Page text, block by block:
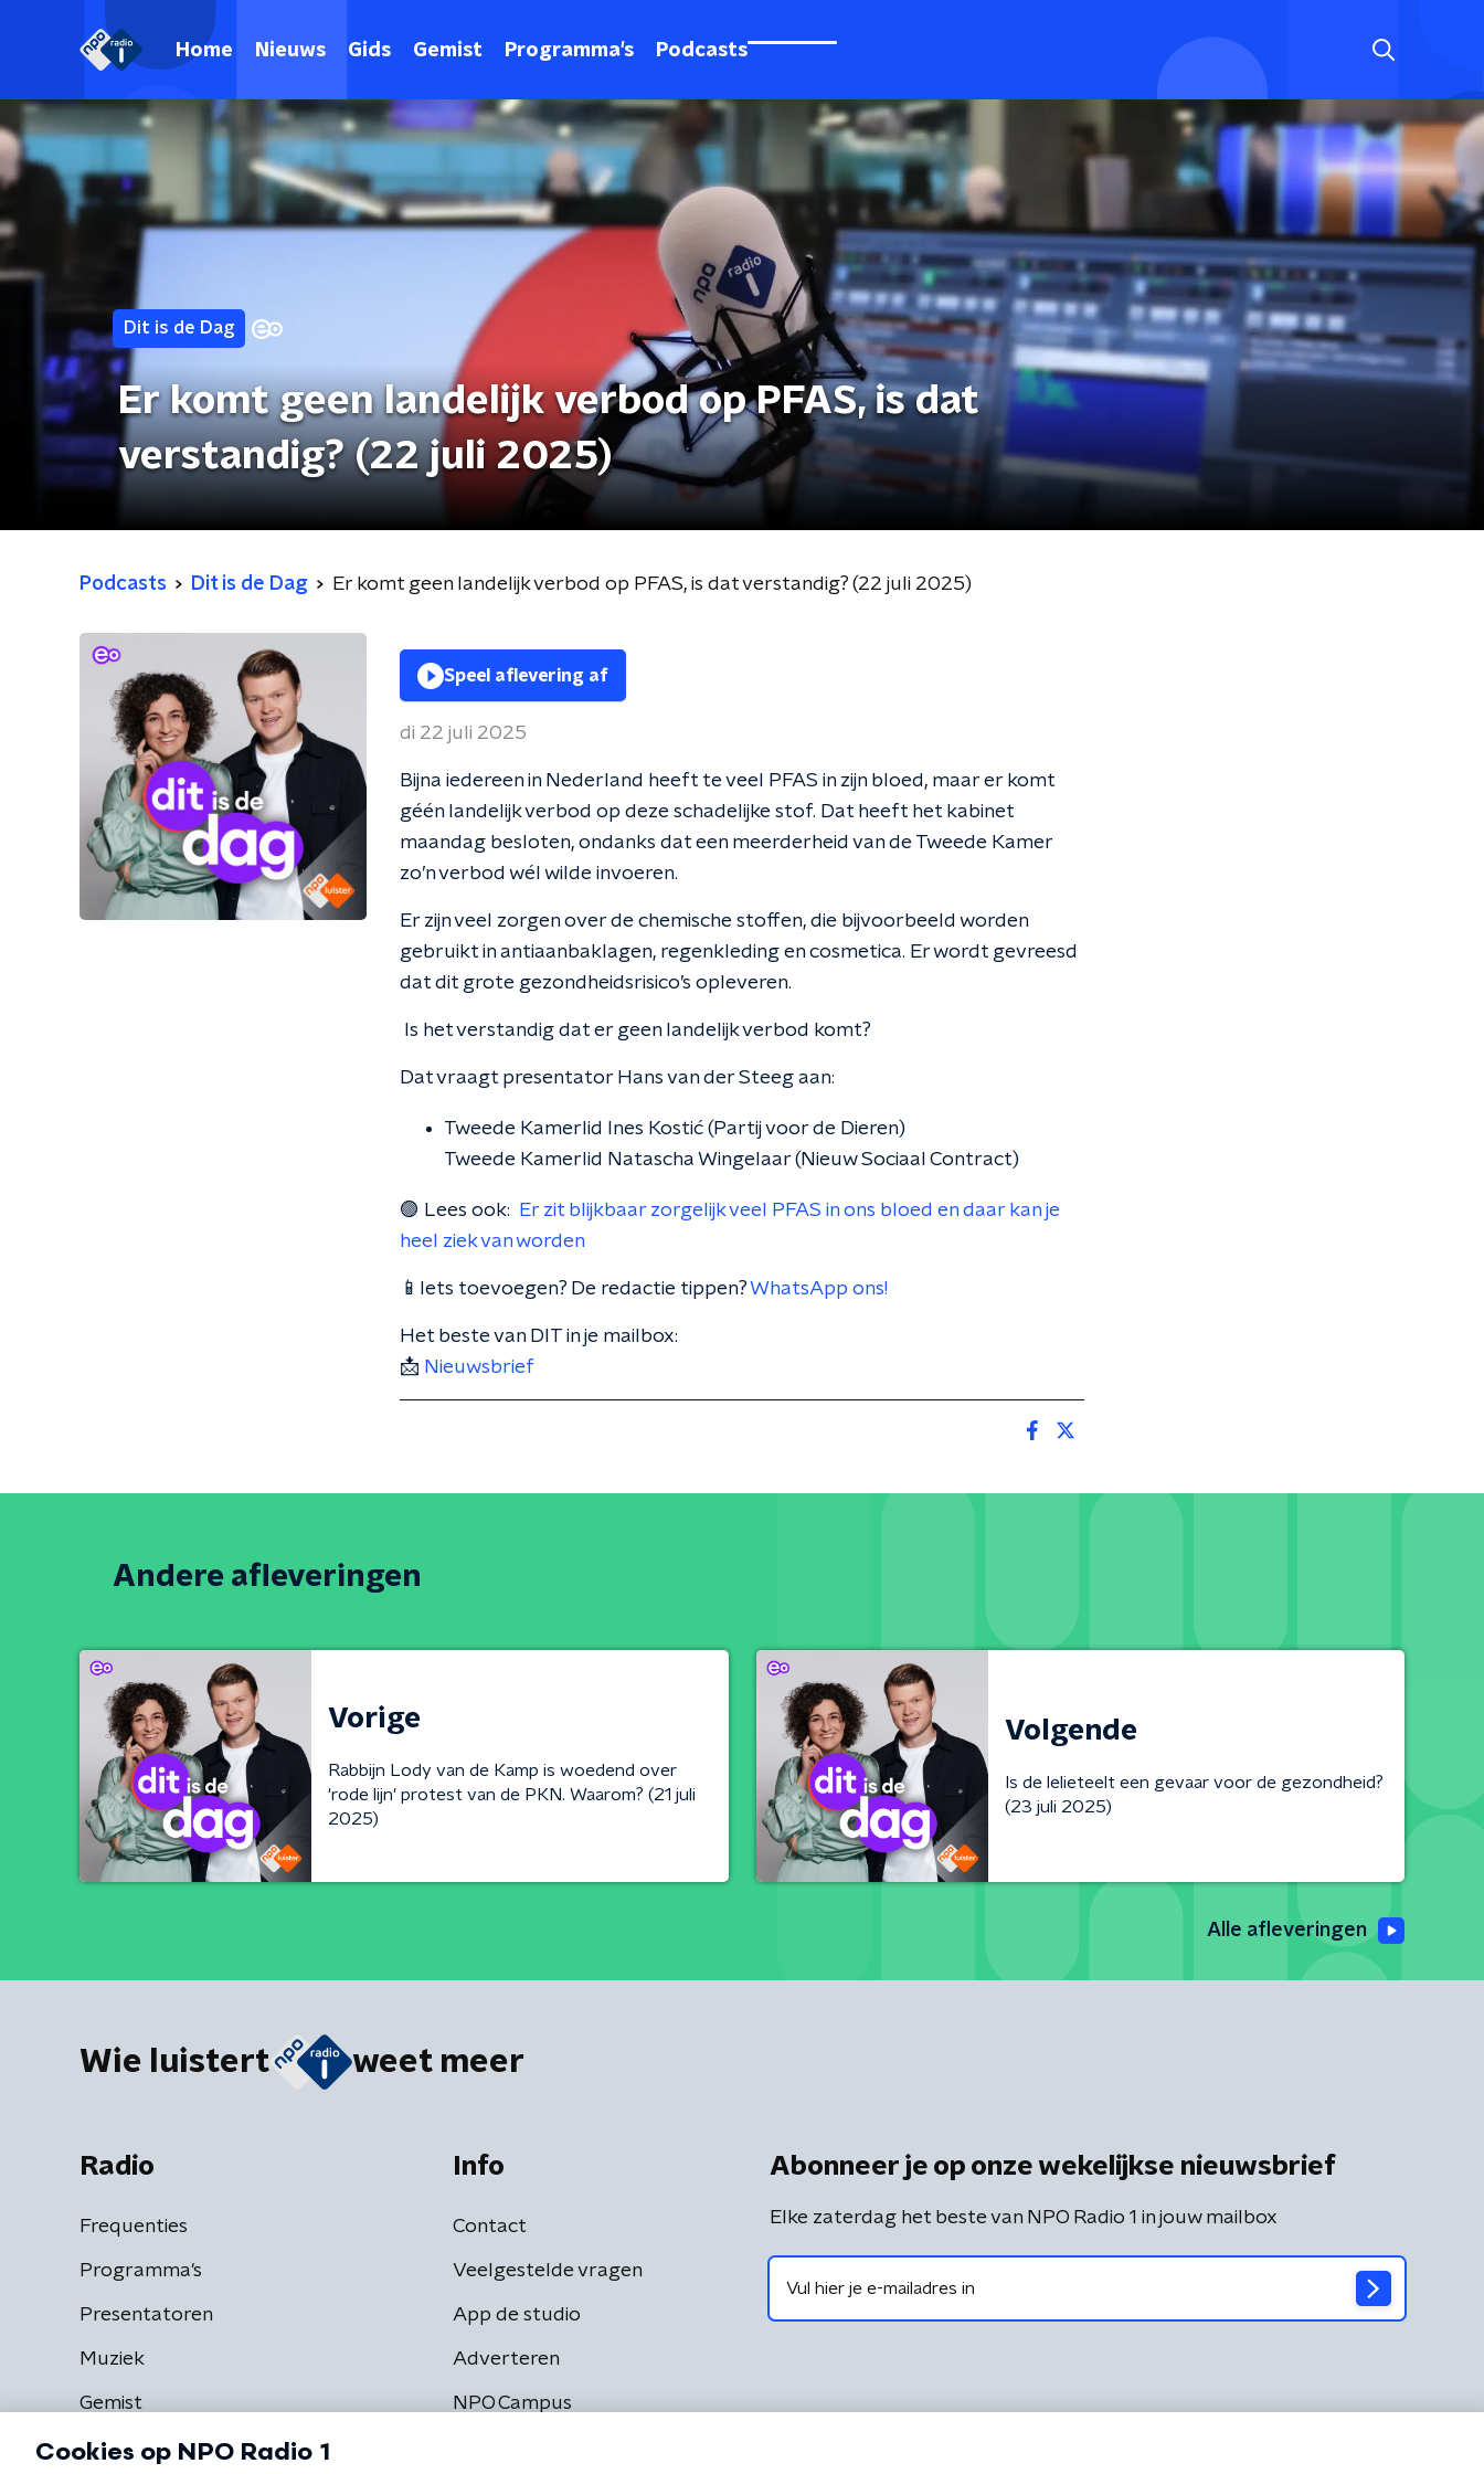
Home Nieuws Gids Gemist Programma's Podcasts
Dit is de Dag
Er komt geen landelijk verbod op PFAS, is dat
verstandig? (22 juli 2025)
Podcasts Dit is de Dag Er komt geen landelijk verbod op PFAS, is dat verstandig? (22 juli 2025)
Speel aflevering af
di 22 juli 2025
Bijna iedereen in Nederland heeft te veel PFAS in zijn bloed, maar er komt
géén landelijk verbod op deze schadelijke stof. Dat heeft het kabinet
maandag besloten, ondanks dat een meerderheid van de Tweede Kamer
zo’n verbod wél wilde invoeren.
Er zijn veel zorgen over de chemische stoffen, die bijvoorbeeld worden
gebruikt in antiaanbaklagen, regenkleding en cosmetica. Er wordt gevreesd
dat dit grote gezondheidsrisico’s opleveren.
Is het verstandig dat er geen landelijk verbod komt?
Dat vraagt presentator Hans van der Steeg aan:
Tweede Kamerlid Ines Kostić (Partij voor de Dieren)
Tweede Kamerlid Natascha Wingelaar (Nieuw Sociaal Contract)
🟣 Lees ook:
Er zit blijkbaar zorgelijk veel PFAS in ons bloed en daar kan je
heel ziek van worden
📱Iets toevoegen? De redactie tippen?WhatsApp ons!
Het beste van DIT in je mailbox:
📩 Nieuwsbrief
Andere afleveringen
Vorige
Rabbijn Lody van de Kamp is woedend over
'rode lijn' protest van de PKN. Waarom? (21 juli
2025)
Volgende
Is de lelieteelt een gevaar voor de gezondheid?
(23 juli 2025)
Alle afleveringen
Wie luistert weet meer
Radio
Frequenties
Programma's
Presentatoren
Muziek
Gemist
Info
Contact
Veelgestelde vragen
App de studio
Adverteren
NPO Campus
Abonneer je op onze wekelijkse nieuwsbrief
Elke zaterdag het beste van NPO Radio 1 in jouw mailbox